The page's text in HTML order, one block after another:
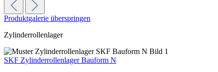
Produktgalerie überspringen
Zylinderrollenlager
SKF Zylinderrollenlager Bauform N